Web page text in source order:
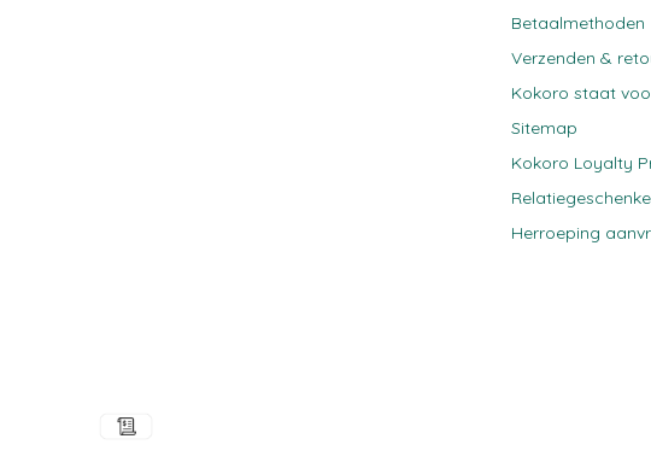
Betaalmethoden
Verzenden &
Kokoro staat
Sitemap
Kokoro Loyalty
Herroeping